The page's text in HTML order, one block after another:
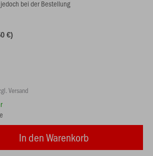
bei der Bestellung
€)
Versand
In den Warenkorb